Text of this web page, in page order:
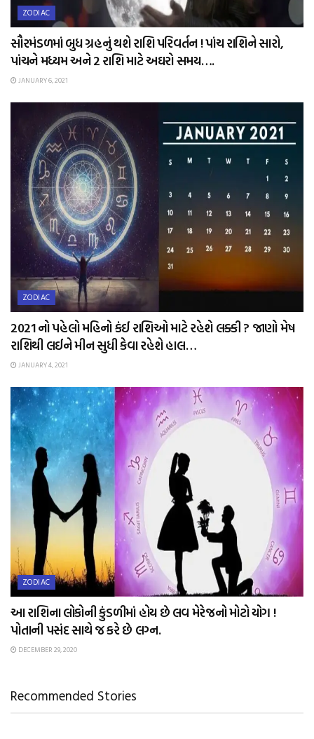
ZODIAC
સૌરમંડળમાં બુધ ગ્રહનું થશે રાશિ પરિવર્તન ! પાંચ રાશિને સારો,
પાંચને મધ્યમ અને 2 રાશિ માટે અઘરો સમય….
JANUARY 6, 2021
ZODIAC
2021 નો પહેલો મહિનો કંઈ રાશિઓ માટે રહેશે લક્કી ? જાણો મેષ
રાશિથી લઈને મીન સુધી કેવા રહેશે હાલ…
JANUARY 4, 2021
ZODIAC
આ રાશિના લોકોની કુંડળીમાં હોય છે લવ મેરેજનો મોટો યોગ !
પોતાની પસંદ સાથે જ કરે છે લગ્ન.
DECEMBER 29, 2020
Recommended Stories